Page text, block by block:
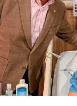
Colombia
¡Pilas!
Estas son